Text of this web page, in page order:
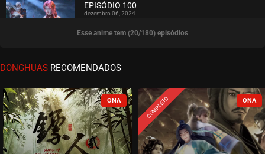
ASSISTIDO
EPISÓDIO 100
dezembro 06, 2024
ASSISTIDO
EPISÓDIO 99
EPISÓDIO 98
novembro 26, 2024
Esse anime tem (20/180) episódios
DONGHUAS RECOMENDADOS
COMPLETO